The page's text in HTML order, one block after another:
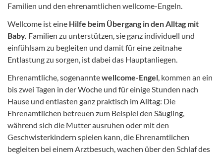
Familien und den ehrenamtlichen wellcome-Engeln.
Wellcome ist eine Hilfe beim Übergang in den Alltag mit
Baby. Familien zu unterstützen, sie ganz individuell und
einfühlsam zu begleiten und damit für eine zeitnahe
Entlastung zu sorgen, ist dabei das Hauptanliegen.
Ehrenamtliche, sogenanntewellcome-Engel , kommen an ein
bis zwei Tagen in der Woche und für einige Stunden nach
Hause und entlasten ganz praktisch im Alltag: Die
Ehrenamtlichen betreuen zum Beispiel den Säugling,
während sich die Mutter ausruhen oder mit den
Geschwisterkindern spielen kann, die Ehrenamtlichen
begleiten bei einem Arztbesuch, wachen über den Schlaf des